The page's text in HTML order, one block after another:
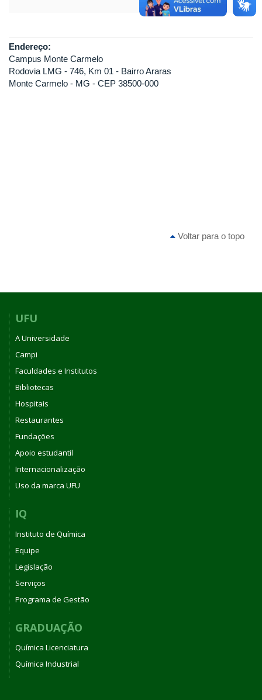
Endereço:
Campus Monte Carmelo
Rodovia LMG - 746, Km 01 - Bairro Araras
Monte Carmelo - MG - CEP 38500-000
Voltar para o topo
UFU
A Universidade
Campi
Faculdades e Institutos
Bibliotecas
Hospitais
Restaurantes
Fundações
Apoio estudantil
Internacionalização
Uso da marca UFU
IQ
Instituto de Química
Equipe
Legislação
Serviços
Programa de Gestão
GRADUAÇÃO
Química Licenciatura
Química Industrial